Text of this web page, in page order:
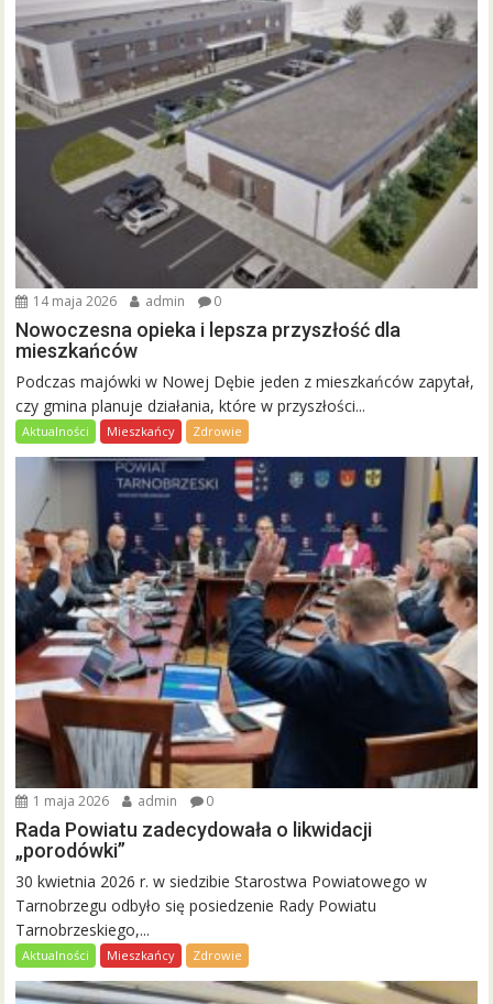
14 maja 2026 admin 0
Nowoczesna opieka i lepsza przyszłość dla
mieszkańców
Podczas majówki w Nowej Dębie jeden z mieszkańców zapytał,
czy gmina planuje działania, które w przyszłości...
Aktualności Mieszkańcy Zdrowie
1 maja 2026 admin 0
Rada Powiatu zadecydowała o likwidacji
„porodówki”
30 kwietnia 2026 r. w siedzibie Starostwa Powiatowego w
Tarnobrzegu odbyło się posiedzenie Rady Powiatu
Tarnobrzeskiego,...
Aktualności Mieszkańcy Zdrowie